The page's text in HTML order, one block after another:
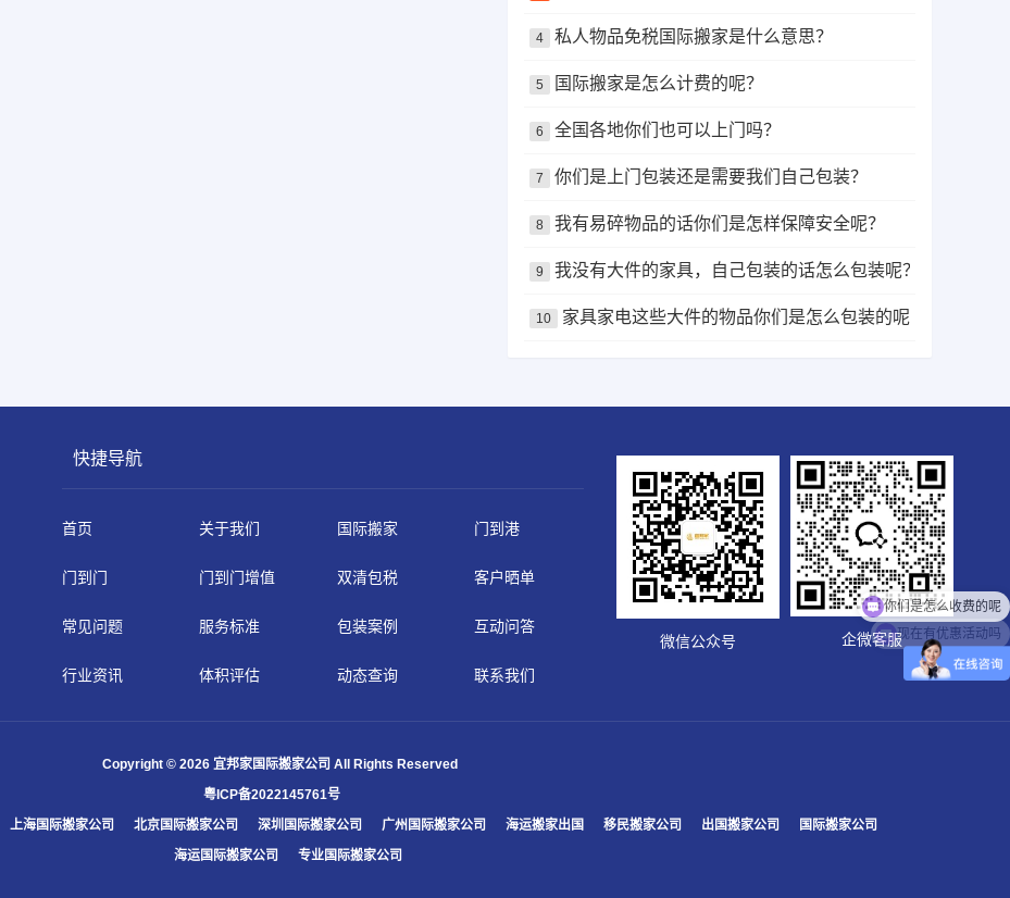
4 私人物品免税国际搬家是什么意思？
5 国际搬家是怎么计费的呢？
6 全国各地你们也可以上门吗？
7 你们是上门包装还是需要我们自己包装？
8 我有易碎物品的话你们是怎样保障安全呢？
9 我没有大件的家具，自己包装的话怎么包装呢？
10 家具家电这些大件的物品你们是怎么包装的呢？
快捷导航
首页 关于我们 国际搬家 门到港
门到门 门到门增值 双清包税 客户晒单
常见问题 服务标准 包装案例 互动问答
行业资讯 体积评估 动态查询 联系我们
微信公众号 企微客服
Copyright © 2026 宜邦家国际搬家公司 All Rights Reserved
粤ICP备2022145761号
上海国际搬家公司 北京国际搬家公司 深圳国际搬家公司 广州国际搬家公司 海运搬家出国 移民搬家公司 出国搬家公司
国际搬家公司
海运国际搬家公司
专业国际搬家公司
你们是怎么收费的呢
现在有优惠活动吗